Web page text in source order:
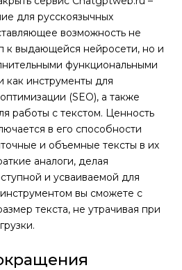
для русскоязычных
возможность не
к выдающейся нейросети, но и
функциональными
как инструменты для
(SEO), а также
работы с текстом. Ценность
в его способности
и объемные тексты в их
аналоги, делая
и усваиваемой для
вы сможете с
текста, не утрачивая при